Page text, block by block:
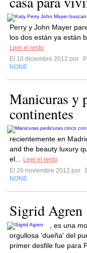
Perry y John Mayer
los dos están ya están
Leer el resto
El 10 diciembre 2012 por
NONE
Manicuras y
continentes
recientemente en
and the beauty luxury
el...
Leer el resto
El 26 noviembre 2012 por
NONE
Sigrid Agren
, es una
orgullosa 'dueña' del
primer desfile fue para